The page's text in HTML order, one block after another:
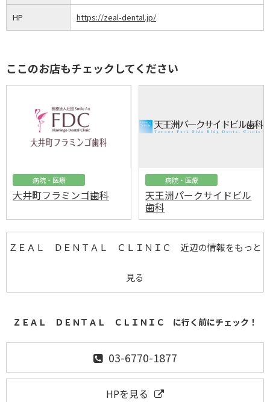
HP https://zeal-dental.jp/
ここのお店もチェックしてください
病院・医療
大井町フラミンゴ歯科
病院・医療
天王洲パークサイドビル
歯科
ＺＥＡＬ ＤＥＮＴＡＬ ＣＬＩＮＩＣ 近辺の情報をもっと
見る
ＺＥＡＬ ＤＥＮＴＡＬ ＣＬＩＮＩＣ に行く前にチェック！
03-6770-1877
HPを見る